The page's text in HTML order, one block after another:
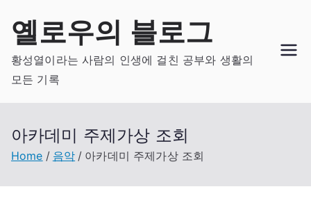
content
옐로우의 블로그
황성열이라는 사람의 인생에 걸친 공부와 생활의
모든 기록
아카데미 주제가상 조회
Home 음악 아카데미 주제가상 조회